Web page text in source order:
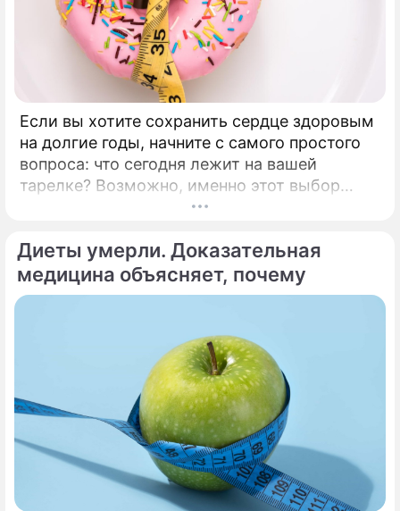
Если вы хотите сохранить сердце здоровым
на долгие годы, начните с самого простого
вопроса: что сегодня лежит на вашей
тарелке? Возможно, именно этот выбор
станет лучшей инвестицией в ваше будущее.
умирает от сердечно-сосудистого
заболевания.
Диеты умерли. Доказательная
медицина объясняет, почему